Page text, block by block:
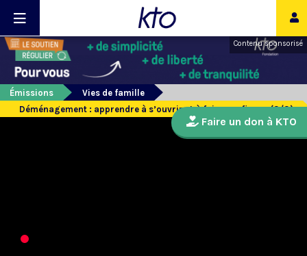
Contenu sponsorisé
Émissions
Vies de famille
Déménagement : apprendre à s’ouvrir et à faire confiance (3/3)
Faire un don à KTO